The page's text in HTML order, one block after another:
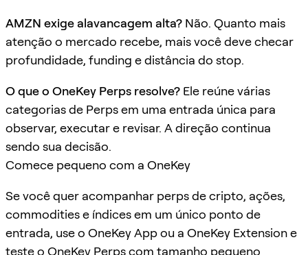
AMZN exige alavancagem alta? Não. Quanto mais
atenção o mercado recebe, mais você deve checar
profundidade, funding e distância do stop.
O que o OneKey Perps resolve? Ele reúne várias
categorias de Perps em uma entrada única para
observar, executar e revisar. A direção continua
sendo sua decisão.
Comece pequeno com a OneKey
Se você quer acompanhar perps de cripto, ações,
commodities e índices em um único ponto de
entrada, use o OneKey App ou a OneKey Extension e
teste o OneKey Perps com tamanho pequeno